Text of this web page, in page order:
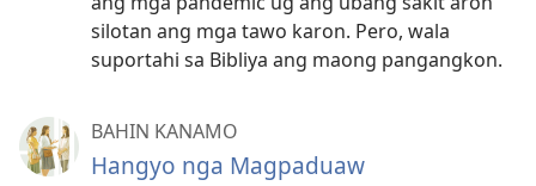
silotan ang mga tawo karon. Pero, wala
suportahi sa Bibliya ang maong pangangkon.
BAHIN KANAMO
Hangyo nga Magpaduaw